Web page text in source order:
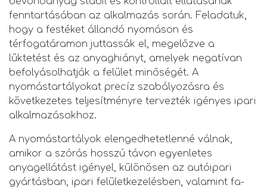
fenntartásában az alkalmazás során. Feladatuk,
hogy a festéket állandó nyomáson és
térfogatáramon juttassák el, megelőzve a
lüktetést és az anyaghiányt, amelyek negatívan
befolyásolhatják a felület minőségét. A
nyomástartályokat precíz szabályozásra és
következetes teljesítményre tervezték igényes ipari
alkalmazásokhoz.
A nyomástartályok elengedhetetlenné válnak,
amikor a szórás hosszú távon egyenletes
anyagellátást igényel, különösen az autóipari
gyártásban, ipari felületkezelésben, valamint fa-